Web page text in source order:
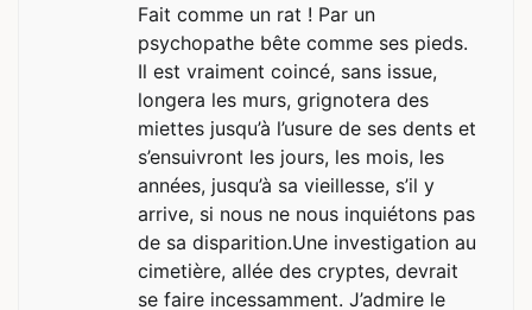
Fait comme un rat ! Par un
psychopathe bête comme ses pieds.
Il est vraiment coincé, sans issue,
longera les murs, grignotera des
miettes jusqu’à l’usure de ses dents et
s’ensuivront les jours, les mois, les
années, jusqu’à sa vieillesse, s’il y
arrive, si nous ne nous inquiétons pas
de sa disparition.Une investigation au
cimetière, allée des cryptes, devrait
se faire incessamment. J’admire le